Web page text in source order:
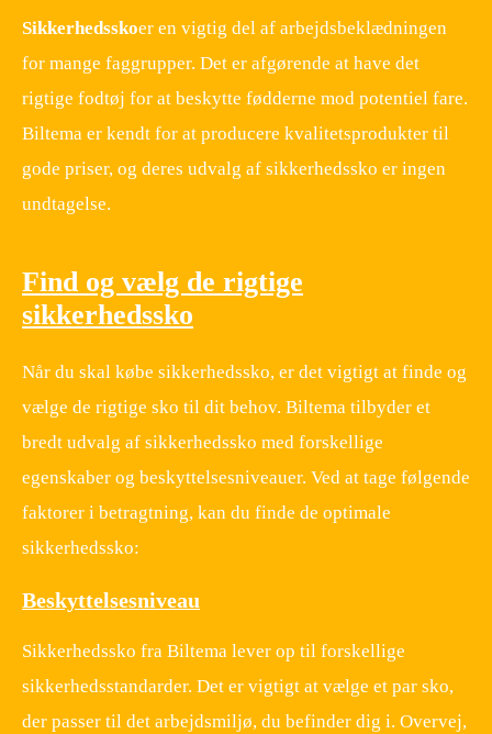
Sikkerhedsskoer en vigtig del af arbejdsbeklædningen
for mange faggrupper. Det er afgørende at have det
rigtige fodtøj for at beskytte fødderne mod potentiel fare.
Biltema er kendt for at producere kvalitetsprodukter til
gode priser, og deres udvalg af sikkerhedssko er ingen
undtagelse.
Find og vælg de rigtige
sikkerhedssko
Når du skal købe sikkerhedssko, er det vigtigt at finde og
vælge de rigtige sko til dit behov. Biltema tilbyder et
bredt udvalg af sikkerhedssko med forskellige
egenskaber og beskyttelsesniveauer. Ved at tage følgende
faktorer i betragtning, kan du finde de optimale
sikkerhedssko:
Beskyttelsesniveau
Sikkerhedssko fra Biltema lever op til forskellige
sikkerhedsstandarder. Det er vigtigt at vælge et par sko,
der passer til det arbejdsmiljø, du befinder dig i. Overvej,